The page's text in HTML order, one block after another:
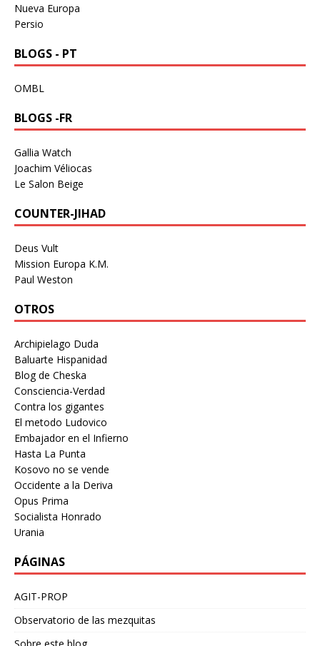
Nueva Europa
Persio
BLOGS - PT
OMBL
BLOGS -FR
Gallia Watch
Joachim Véliocas
Le Salon Beige
COUNTER-JIHAD
Deus Vult
Mission Europa K.M.
Paul Weston
OTROS
Archipielago Duda
Baluarte Hispanidad
Blog de Cheska
Consciencia-Verdad
Contra los gigantes
El metodo Ludovico
Embajador en el Infierno
Hasta La Punta
Kosovo no se vende
Occidente a la Deriva
Opus Prima
Socialista Honrado
Urania
PÁGINAS
AGIT-PROP
Observatorio de las mezquitas